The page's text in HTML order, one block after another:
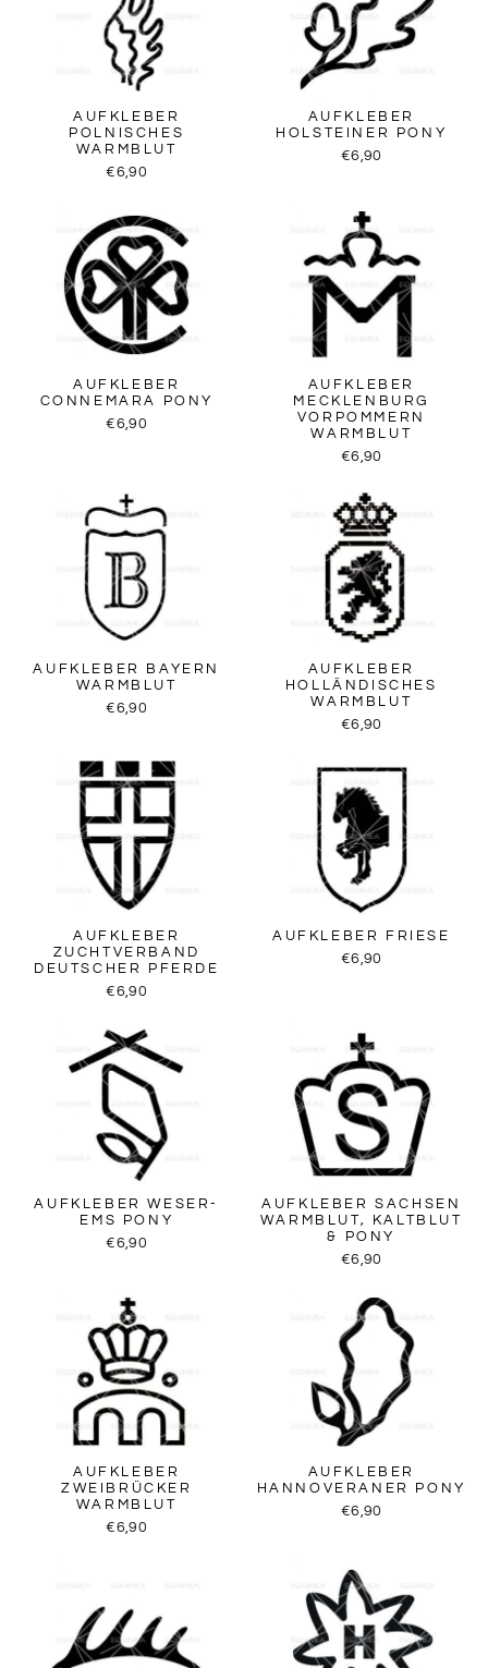
AUFKLEBER
POLNISCHES
WARMBLUT
€6,90
AUFKLEBER
HOLSTEINER PONY
€6,90
AUFKLEBER
CONNEMARA PONY
€6,90
AUFKLEBER
MECKLENBURG
VORPOMMERN
WARMBLUT
€6,90
AUFKLEBER BAYERN
WARMBLUT
€6,90
AUFKLEBER
HOLLÄNDISCHES
WARMBLUT
€6,90
AUFKLEBER
ZUCHTVERBAND
DEUTSCHER PFERDE
€6,90
AUFKLEBER FRIESE
€6,90
AUFKLEBER WESER-
EMS PONY
€6,90
AUFKLEBER SACHSEN
WARMBLUT, KALTBLUT
& PONY
€6,90
AUFKLEBER
ZWEIBRÜCKER
WARMBLUT
€6,90
AUFKLEBER
HANNOVERANER PONY
€6,90